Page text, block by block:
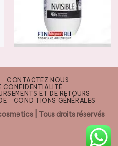
AJOUTER AU PANIER
CONTACTEZ NOUS
CONFIDENTIALITÉ
ET DE RETOURS
CONDITIONS GÉNÉRALES
| Tous droits réservés